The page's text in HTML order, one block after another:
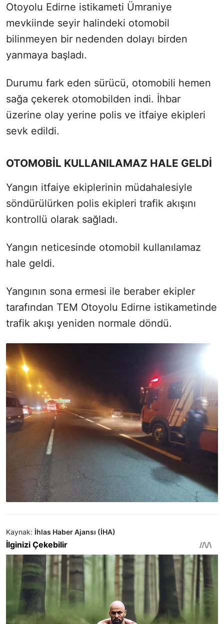
Otoyolu Edirne istikameti Ümraniye
mevkiinde seyir halindeki otomobil
bilinmeyen bir nedenden dolayı birden
yanmaya başladı.
Durumu fark eden sürücü, otomobili hemen
sağa çekerek otomobilden indi. İhbar
üzerine olay yerine polis ve itfaiye ekipleri
sevk edildi.
OTOMOBİL KULLANILAMAZ HALE GELDİ
Yangın itfaiye ekiplerinin müdahalesiyle
söndürülürken polis ekipleri trafik akışını
kontrollü olarak sağladı.
Yangın neticesinde otomobil kullanılamaz
hale geldi.
Yangının sona ermesi ile beraber ekipler
tarafından TEM Otoyolu Edirne istikametinde
trafik akışı yeniden normale döndü.
Kaynak: İhlas Haber Ajansı (İHA)